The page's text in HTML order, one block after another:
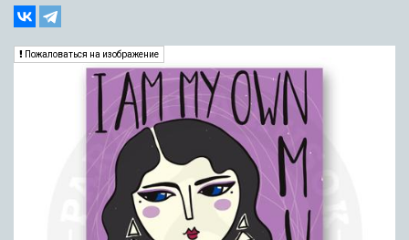
Пожаловаться на изображение